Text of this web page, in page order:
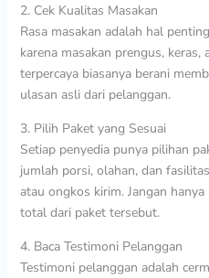
2. Cek Kualitas Masakan
Rasa masakan adalah hal
karena masakan prengus, keras,
terpercaya biasanya berani
ulasan asli dari pelanggan.
3. Pilih Paket yang Sesuai
Setiap penyedia punya pilihan
jumlah porsi, olahan, dan
atau ongkos kirim. Jangan
total dari paket tersebut.
4. Baca Testimoni Pelanggan
Testimoni pelanggan adalah